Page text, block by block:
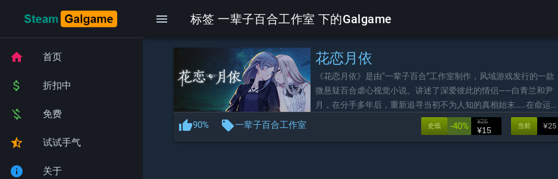
menu 标签 一辈子百合工作室 下的Galgame
home 首页
attach_money 折扣中
money_off 免费
star_half 试试手气
info 关于
花恋月依
《花恋月依》是由“一辈子百合”工作室制作，风域游戏发行的一款
微悬疑百合虐心视觉小说。讲述了深爱彼此的情侣——白青兰和尹
月，在分手多年后，重新追寻当初不为人知的真相始末……在命运的
恶作剧下，两位少女相依相恋、在不幸的漩涡中搀扶前行的故事。
thumb_up90% local_offer一辈子百合工作室 ¥25
当前
-40% ¥25
¥15
史低